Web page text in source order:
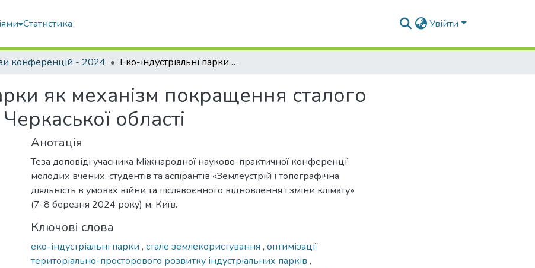
Статистика Увійти
конференцій - 2024 Еко-індустріальні парки як механізм покращення сталого землекористування Черкаської області
як механізм покращення сталого
області
Анотація
Теза доповіді учасника Міжнародної науково-практичної конференції
молодих вчених, студентів та аспірантів «Землеустрій і топографічна
діяльність в умовах війни та післявоєнного відновлення і зміни клімату»
(7-8 березня 2024 року) м. Київ.
Ключові слова
еко-індустріальні парки , стале землекористування , оптимізації
територіально-просторового розвитку індустріальних парків ,